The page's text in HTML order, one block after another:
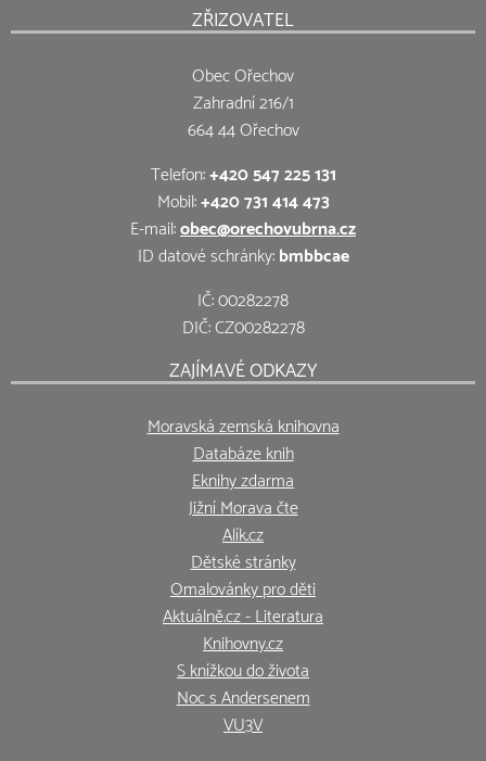
ZŘIZOVATEL
Obec Ořechov
Zahradní 216/1
664 44 Ořechov
Telefon:+420 547 225 131
Mobil:+420 731 414 473
E-mail:obec@orechovubrna.cz
ID datové schránky:bmbbcae
IČ: 00282278
DIČ: CZ00282278
ZAJÍMAVÉ ODKAZY
Moravská zemská knihovna
Databáze knih
Eknihy zdarma
Jižní Morava čte
Alík.cz
Dětské stránky
Omalovánky pro děti
Aktuálně.cz - Literatura
Knihovny.cz
S knížkou do života
Noc s Andersenem
VU3V